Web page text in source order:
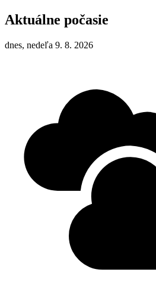
Aktuálne počasie
dnes, nedeľa 9. 8. 2026